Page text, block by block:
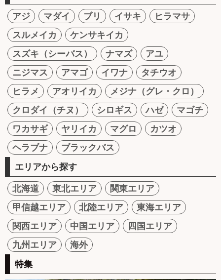
アジ マダイ ブリ イサキ
ヒラマサ
スルメイカ
ケンサキイカ
スズキ（シーバス）
ナマズ
アユ
ニジマス
アマゴ イワナ
タチウオ
ヒラメ
アオリイカ
メジナ（グレ・クロ）
クロダイ（チヌ）
シロギス ハゼ
マゴチ
ワカサギ
ヤリイカ マグロ
カツオ
ヘラブナ
ブラックバス
エリアから探す
北海道 東北エリア
関東エリア
甲信越エリア
北陸エリア
東海エリア
関西エリア
中国エリア
四国エリア
九州エリア
海外
特集